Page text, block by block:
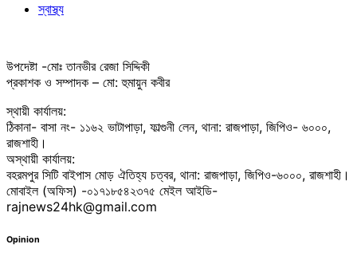
স্বাস্থ্য
উপদেষ্টা -মোঃ তানভীর রেজা সিদ্দিকী
প্রকাশক ও সম্পাদক – মো: হুমায়ুন কবীর
স্থায়ী কার্যালয়:
ঠিকানা- বাসা নং- ১১৬২ ভাটাপাড়া, ফাল্গুনী লেন, থানা: রাজপাড়া, জিপিও- ৬০০০,
রাজশাহী।
অস্থায়ী কার্যালয়:
বহরমপুর সিটি বাইপাস মোড় ঐতিহ্য চত্বর, থানা: রাজপাড়া, জিপিও-৬০০০, রাজশাহী।
মোবাইল (অফিস) -০১৭১৮৫৪২৩৭৫ মেইল আইডি-
rajnews24hk@gmail.com
Opinion